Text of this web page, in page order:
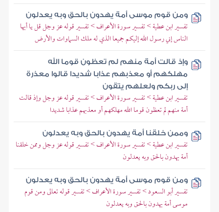
ومن قوم موسى أمة يهدون بالحق وبه يعدلون
تفسير ابن عطية > تفسير سورة الأعراف > تفسير قوله عز وجل قل يا أيها
الناس إني رسول الله إليكم جميعا الذي له ملك السماوات والأرض
وإذ قالت أمة منهم لم تعظون قوما الله
مهلكهم أو معذبهم عذابا شديدا قالوا معذرة
إلى ربكم ولعلهم يتقون
تفسير ابن عطية > تفسير سورة الأعراف > تفسير قوله عز وجل وإذ قالت
أمة منهم لم تعظون قوما الله مهلكهم أو معذبهم عذابا شديدا
وممن خلقنا أمة يهدون بالحق وبه يعدلون
تفسير ابن عطية > تفسير سورة الأعراف > تفسير قوله عز وجل وممن خلقنا
أمة يهدون بالحق وبه يعدلون
ومن قوم موسى أمة يهدون بالحق وبه يعدلون
تفسير أبو السعود > تفسير سورة الأعراف > تفسير قوله تعالى ومن قوم
موسى أمة يهدون بالحق وبه يعدلون